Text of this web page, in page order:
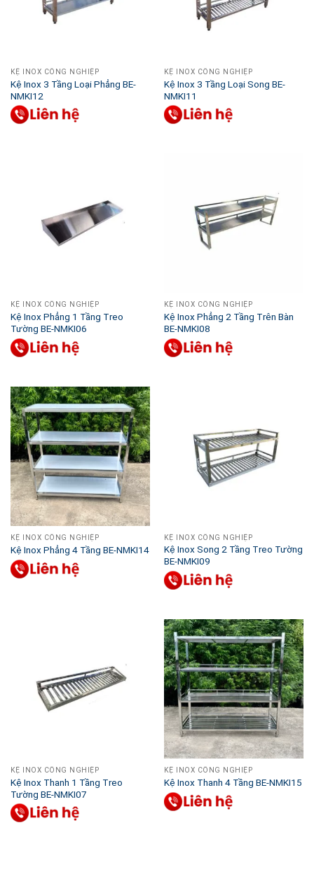
KỆ INOX CÔNG NGHIỆP
Kệ Inox 3 Tầng Loại Phẳng BE-
NMKI12
KỆ INOX CÔNG NGHIỆP
Kệ Inox 3 Tầng Loại Song BE-
NMKI11
KỆ INOX CÔNG NGHIỆP
Kệ Inox Phẳng 1 Tầng Treo
Tường BE-NMKI06
KỆ INOX CÔNG NGHIỆP
Kệ Inox Phẳng 2 Tầng Trên Bàn
BE-NMKI08
KỆ INOX CÔNG NGHIỆP
Kệ Inox Phẳng 4 Tầng BE-NMKI14
KỆ INOX CÔNG NGHIỆP
Kệ Inox Song 2 Tầng Treo Tường
BE-NMKI09
KỆ INOX CÔNG NGHIỆP
Kệ Inox Thanh 1 Tầng Treo
Tường BE-NMKI07
KỆ INOX CÔNG NGHIỆP
Kệ Inox Thanh 4 Tầng BE-NMKI15